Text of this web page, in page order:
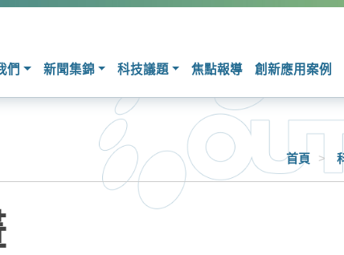
們 新聞集錦 科技議題 焦點報導 創新應用案例
首頁 >